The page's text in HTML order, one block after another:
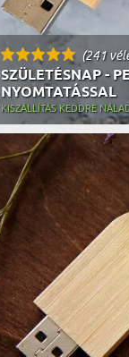
(241
SZÜLETÉSNAP -
NYOMTATÁSSAL
KISZÁLLÍTÁS KEDDRE